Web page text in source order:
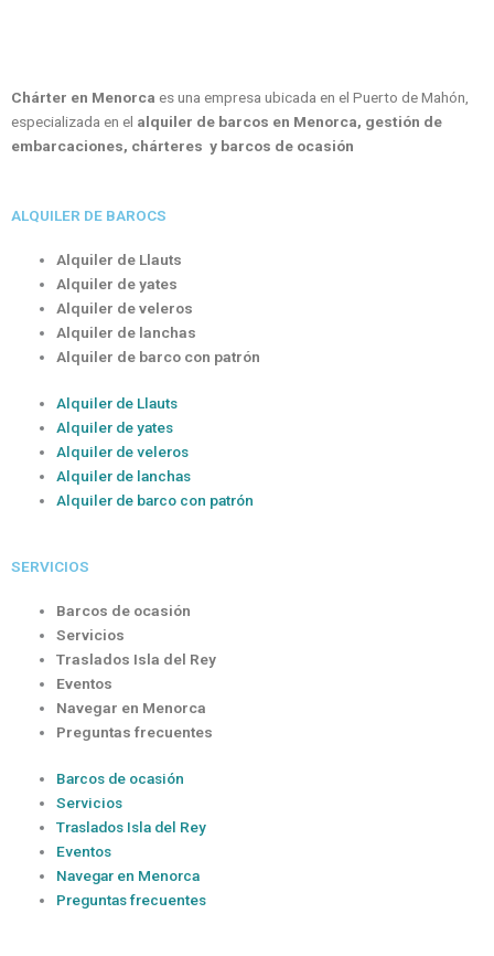
Chárter en Menorca es una empresa ubicada en el Puerto de Mahón,
especializada en el alquiler de barcos en Menorca, gestión de
embarcaciones, chárteres y barcos de ocasión
ALQUILER DE BAROCS
Alquiler de Llauts
Alquiler de yates
Alquiler de veleros
Alquiler de lanchas
Alquiler de barco con patrón
Alquiler de Llauts
Alquiler de yates
Alquiler de veleros
Alquiler de lanchas
Alquiler de barco con patrón
SERVICIOS
Barcos de ocasión
Servicios
Traslados Isla del Rey
Eventos
Navegar en Menorca
Preguntas frecuentes
Barcos de ocasión
Servicios
Traslados Isla del Rey
Eventos
Navegar en Menorca
Preguntas frecuentes